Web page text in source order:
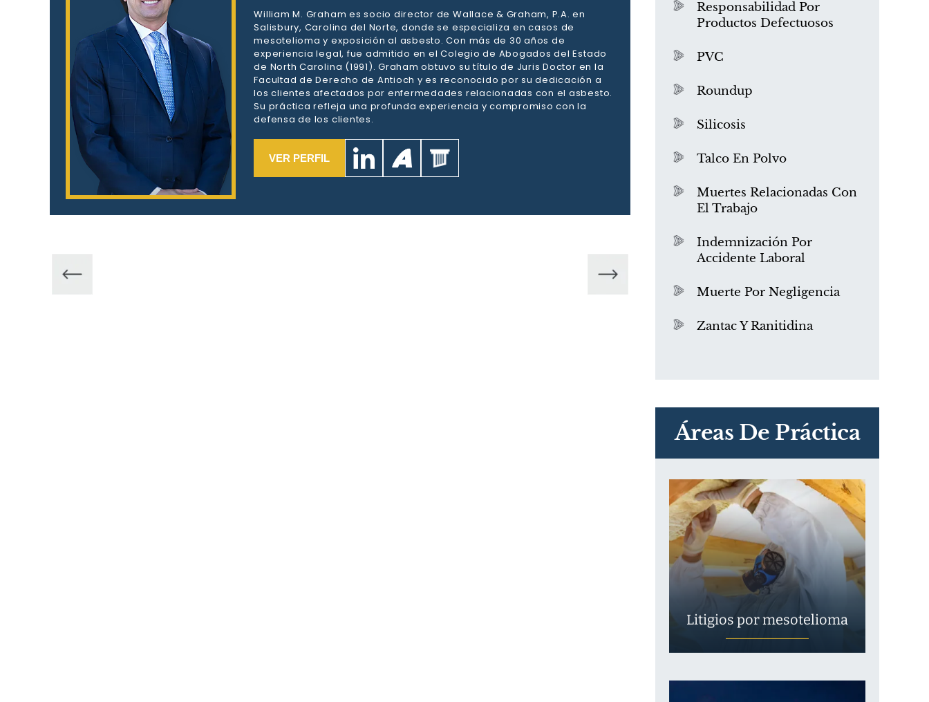
William M. Graham es socio director de Wallace & Graham, P.A. en
Salisbury, Carolina del Norte, donde se especializa en casos de
mesotelioma y exposición al asbesto. Con más de 30 años de
experiencia legal, fue admitido en el Colegio de Abogados del Estado
de North Carolina (1991). Graham obtuvo su título de Juris Doctor en la
Facultad de Derecho de Antioch y es reconocido por su dedicación a
los clientes afectados por enfermedades relacionadas con el asbesto.
Su práctica refleja una profunda experiencia y compromiso con la
defensa de los clientes.
VER PERFIL
Responsabilidad Por
Productos Defectuosos
PVC
Roundup
Silicosis
Talco En Polvo
Muertes Relacionadas Con
El Trabajo
Indemnización Por
Accidente Laboral
Muerte Por Negligencia
Zantac Y Ranitidina
Áreas De Práctica
¿Qué es el mesotelioma?
Litigios por mesotelioma